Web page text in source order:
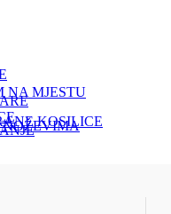
NA MJESTU
KOSILICE
NOŽEVIMA